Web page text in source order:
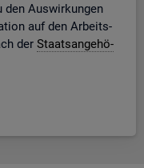
den Aus­wir­kun­gen
auf den Ar­beits­
der Staats­an­ge­hö­